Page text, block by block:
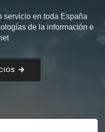
servicio en toda España
de la información e